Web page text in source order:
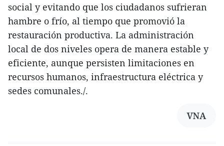
social y evitando que los ciudadanos sufrieran
hambre o frío, al tiempo que promovió la
restauración productiva. La administración
local de dos niveles opera de manera estable y
eficiente, aunque persisten limitaciones en
recursos humanos, infraestructura eléctrica y
sedes comunales./.
VNA